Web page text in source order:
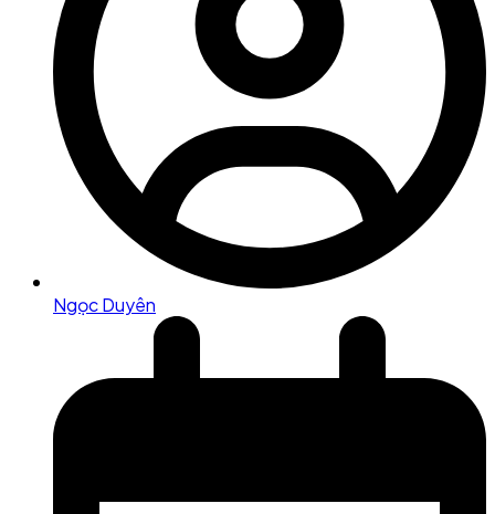
Ngọc Duyên